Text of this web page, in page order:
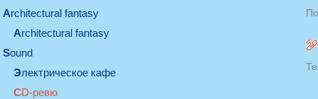
architectural fantasy
architectural fantasy
sound
электрическое кафе
CD-ревю